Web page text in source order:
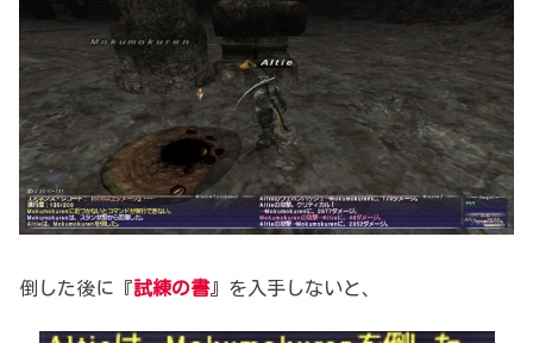
倒した後に『試練の書』を入手しないと、